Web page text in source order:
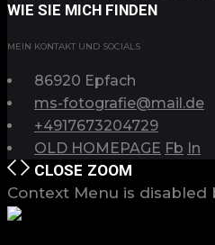
WIE SIE MICH FINDEN
MEIN KONTAKT UND SOCIALS
86920 Epfach
ms-fotografie@mail.de
+4917673204729
OLD HOMEPAGE Fb In
CLOSE ZOOM
Context Menu is